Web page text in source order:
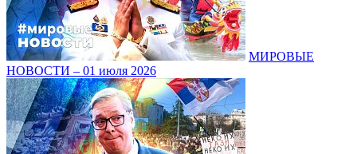
МИРОВЫЕ
НОВОСТИ – 01 июля 2026